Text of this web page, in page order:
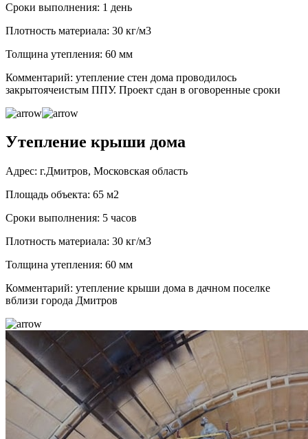
Сроки выполнения: 1 день
Плотность материала: 30 кг/м3
Толщина утепления: 60 мм
Комментарий: утепление стен дома проводилось
закрытоячеистым ППУ. Проект сдан в оговоренные сроки
Утепление крыши дома
Адрес: г.Дмитров, Московская область
Площадь объекта: 65 м2
Сроки выполнения: 5 часов
Плотность материала: 30 кг/м3
Толщина утепления: 60 мм
Комментарий: утепление крыши дома в дачном поселке
вблизи города Дмитров